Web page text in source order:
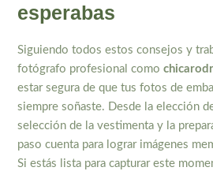
esperabas
Siguiendo todos estos consejos y
fotógrafo profesional como
estar segura de que tus fotos de
siempre soñaste. Desde la elección
selección de la vestimenta y la
paso cuenta para lograr imágenes
Si estás lista para capturar este